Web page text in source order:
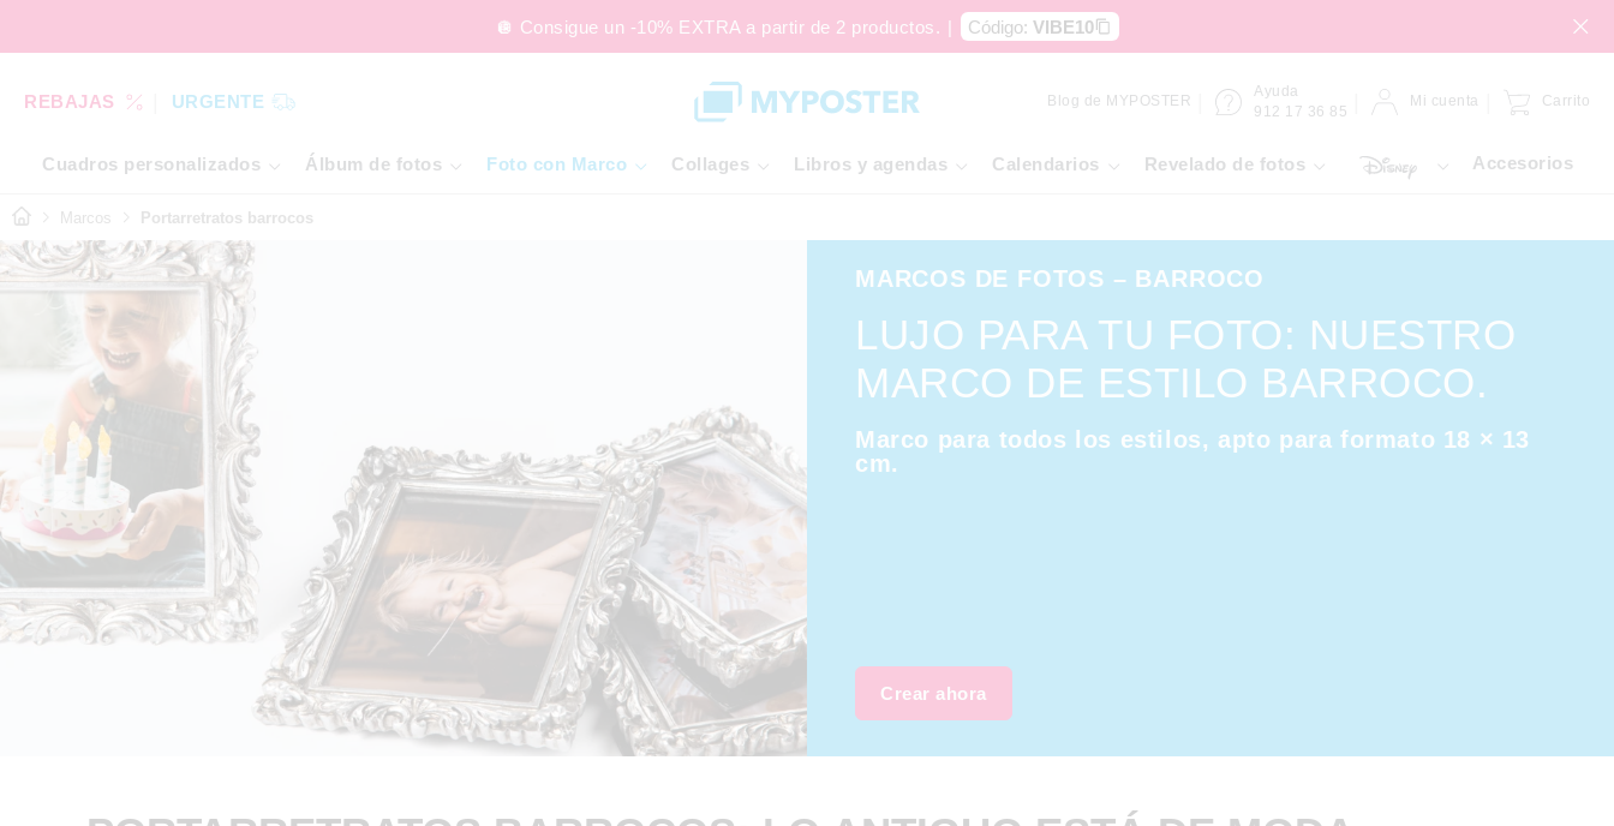
🪩 Consigue un -10% EXTRA a partir de 2 productos. | Código: VIBE10
REBAJAS URGENTE Blog de MYPOSTER
Ayuda
912 17 36 85
Mi cuenta Carrito
Cuadros personalizados Álbum de fotos Foto con Marco Collages Libros y agendas Calendarios Revelado de fotos Accesorios
Marcos Portarretratos barrocos
MARCOS DE FOTOS – BARROCO
LUJO PARA TU FOTO: NUESTRO
MARCO DE ESTILO BARROCO.
Marco para todos los estilos, apto para formato 18 × 13
cm.
Crear ahora